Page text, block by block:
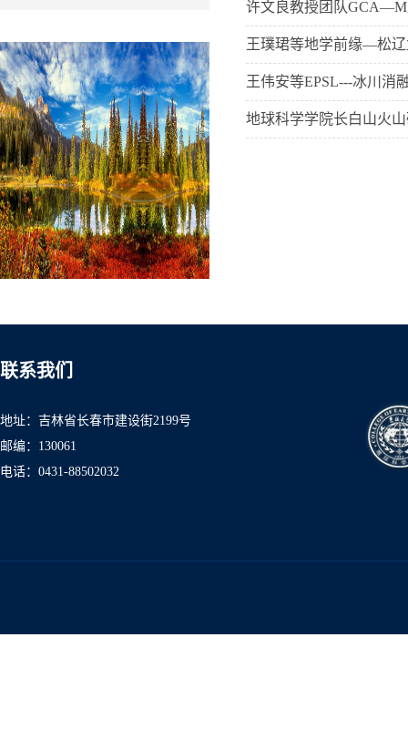
许文良教授团队
王璞珺等地学前缘—松
王伟安等EPSL---冰川消
地球科学学院长白山火
联系我们
地址：吉林省长春市建设街2199号
邮编：130061
电话：0431-88502032